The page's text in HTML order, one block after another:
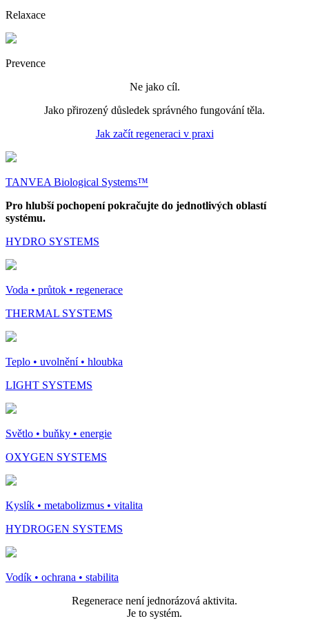
Relaxace
Prevence
Ne jako cíl.
Jako přirozený důsledek správného fungování těla.
Jak začít regeneraci v praxi
TANVEA Biological Systems™
Pro hlubší pochopení pokračujte do jednotlivých oblastí
systému.
HYDRO SYSTEMS
Voda • průtok • regenerace
THERMAL SYSTEMS
Teplo • uvolnění • hloubka
LIGHT SYSTEMS
Světlo • buňky • energie
OXYGEN SYSTEMS
Kyslík • metabolizmus • vitalita
HYDROGEN SYSTEMS
Vodík • ochrana • stabilita
Regenerace není jednorázová aktivita.
Je to systém.